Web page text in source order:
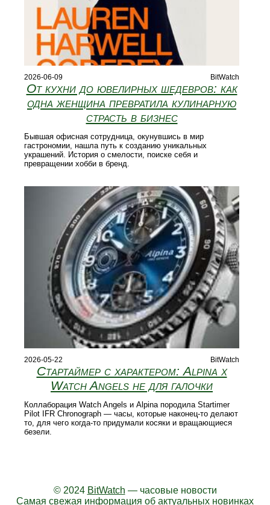
2026-06-09 BitWatch
От кухни до ювелирных шедевров: как
одна женщина превратила кулинарную
страсть в бизнес
Бывшая офисная сотрудница, окунувшись в мир
гастрономии, нашла путь к созданию уникальных
украшений. История о смелости, поиске себя и
превращении хобби в бренд.
2026-05-22 BitWatch
Стартаймер с характером: Alpina x
Watch Angels не для галочки
Коллаборация Watch Angels и Alpina породила Startimer
Pilot IFR Chronograph — часы, которые наконец-то делают
то, для чего когда-то придумали косяки и вращающиеся
безели.
© 2024 BitWatch — часовые новости
Самая свежая информация об актуальных новинках